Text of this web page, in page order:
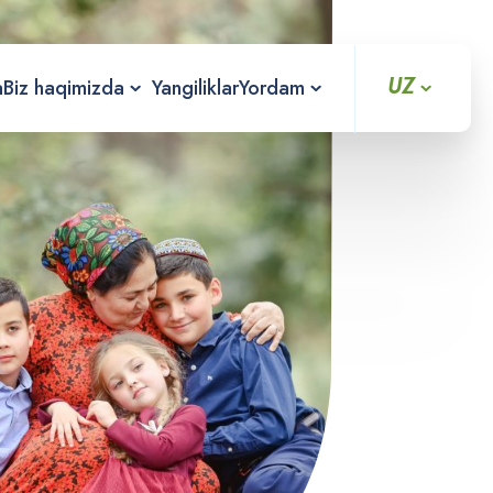
Biz haqimizda YangiliklarYordam UZ